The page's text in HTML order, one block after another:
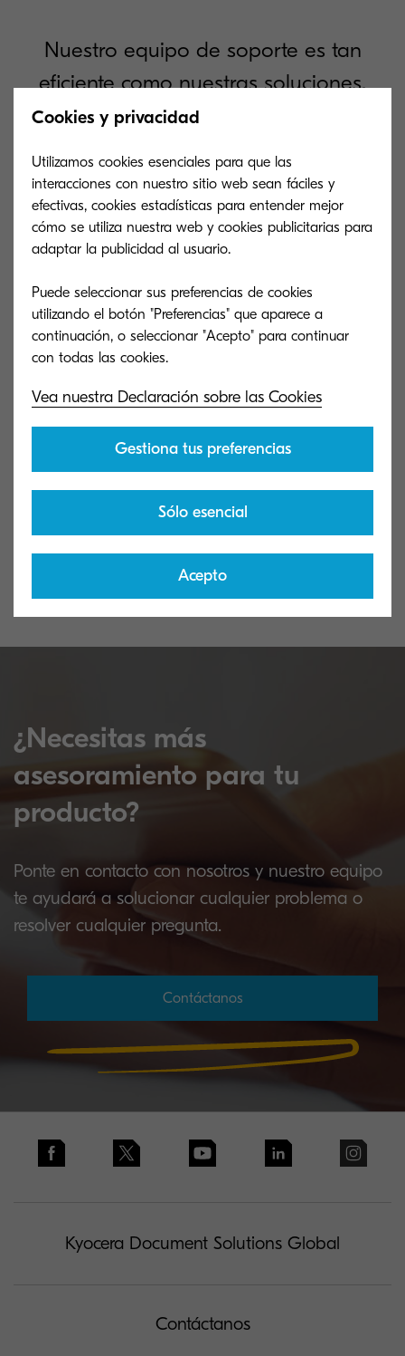
Nuestro equipo de soporte es tan
eficiente como nuestras soluciones.
Explora cómo podemos ofrecerte
Preguntas frecuentes
Revisa las preguntas más frecuentes para
encontrar respuestas e información
Reciclaje de
programa de
¿Necesitas más
asesoramiento para tu
producto?
Ponte en contacto con nosotros y nuestro equipo
te ayudará a solucionar cualquier problema o
resolver cualquier pregunta.
Contáctanos
Kyocera Document Solutions Global
Contáctanos
Cookies y privacidad
Utilizamos cookies esenciales para que las
interacciones con nuestro sitio web sean fáciles y
efectivas, cookies estadísticas para entender mejor
cómo se utiliza nuestra web y cookies publicitarias para
adaptar la publicidad al usuario.
Puede seleccionar sus preferencias de cookies
utilizando el botón "Preferencias" que aparece a
continuación, o seleccionar "Acepto" para continuar
Vea nuestra Declaración sobre las Cookies
Gestiona tus preferencias
Sólo esencial
Acepto